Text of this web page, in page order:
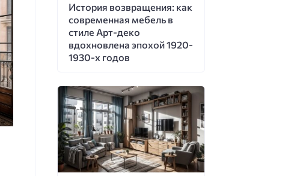
История возвращения: как
современная мебель в
стиле Арт-деко
вдохновлена эпохой 1920-
1930-х годов